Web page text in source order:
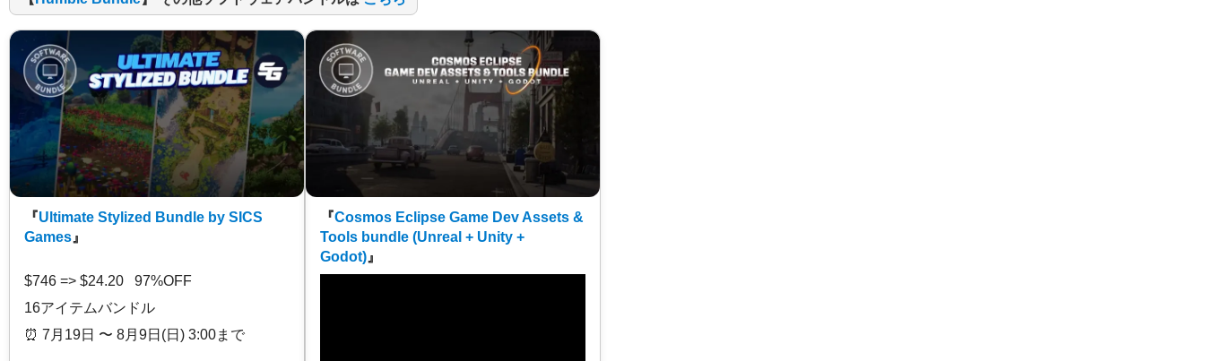
『Ultimate Stylized Bundle by SICS
Games』
$746 => $24.20 97%OFF
16アイテムバンドル
⏰️ 7月19日 〜 8月9日(日) 3:00まで
『Cosmos Eclipse Game Dev Assets &
Tools bundle (Unreal + Unity +
Godot)』